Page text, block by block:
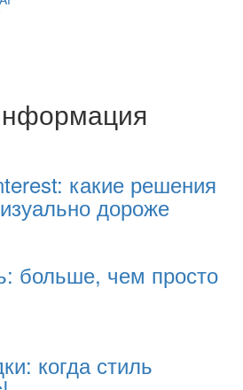
какие решения
дороже
больше, чем просто
когда стиль